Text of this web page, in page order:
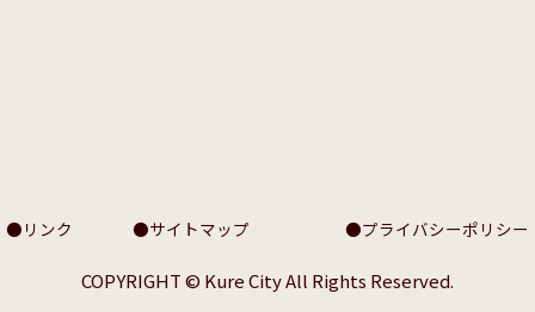
リンク サイトマップ プライバシーポリシー
COPYRIGHT © Kure City All Rights Reserved.